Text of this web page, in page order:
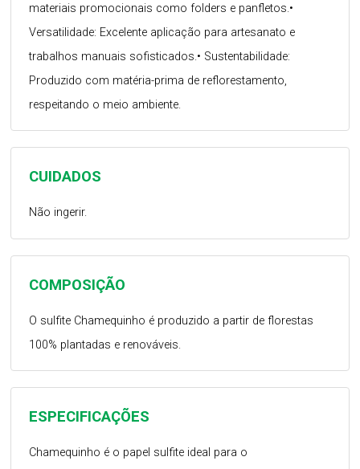
ESPECIFICAÇÕES
Chamequinho é o papel sulfite ideal para o
COMPOSIÇÃO
O sulfite Chamequinho é produzido a partir de florestas
100% plantadas e renováveis.
CUIDADOS
Não ingerir.
materiais promocionais como folders e panfletos.•
Versatilidade: Excelente aplicação para artesanato e
trabalhos manuais sofisticados.• Sustentabilidade:
Produzido com matéria-prima de reflorestamento,
respeitando o meio ambiente.